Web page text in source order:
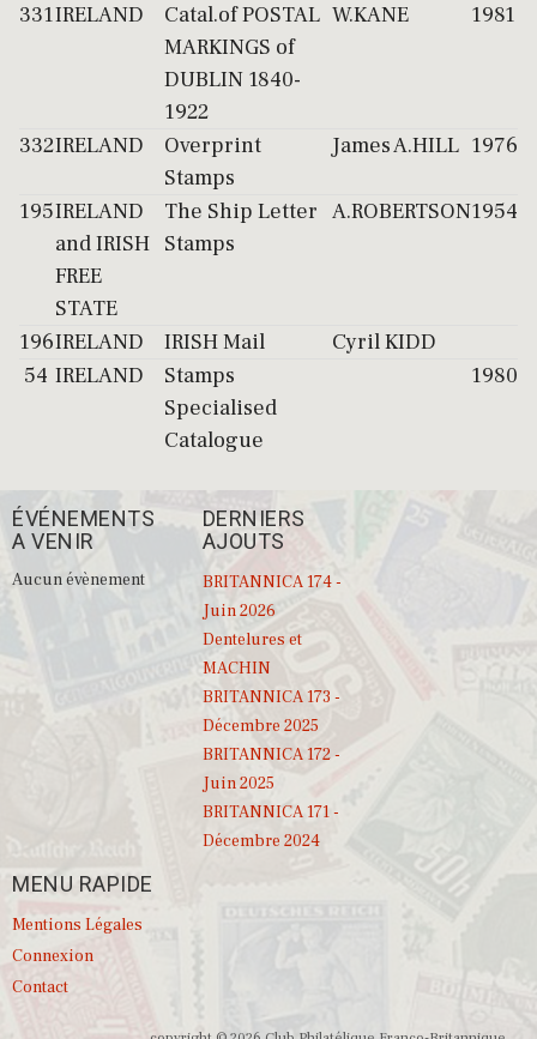
331IRELAND
Catal.of POSTAL
MARKINGS of
DUBLIN 1840-
1922
W.KANE 1981
332IRELAND
Overprint
Stamps
James A.HILL 1976
195IRELAND
and IRISH
FREE
STATE
The Ship Letter
Stamps
A.ROBERTSON1954
196IRELAND IRISH Mail
Cyril KIDD
54 IRELAND
Stamps
Specialised
Catalogue
1980
ÉVÉNEMENTS
A VENIR
Aucun évènement
DERNIERS
AJOUTS
BRITANNICA 174 -
Juin 2026
Dentelures et
MACHIN
BRITANNICA 173 -
Décembre 2025
BRITANNICA 172 -
Juin 2025
BRITANNICA 171 -
Décembre 2024
MENU RAPIDE
Mentions Légales
Connexion
Contact